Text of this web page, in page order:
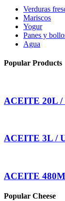
Verduras
Mariscos
Yogur
Panes y
Agua
Popular Products
ACEITE 20L /
ACEITE 3L /
ACEITE
Popular Cheese